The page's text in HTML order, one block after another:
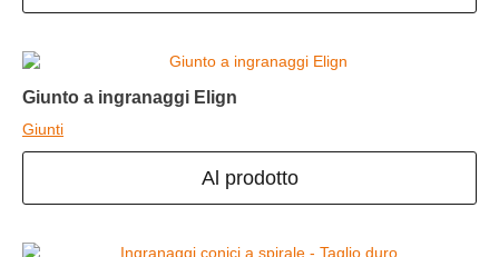
Giunto a ingranaggi Elign
Giunti
Al prodotto